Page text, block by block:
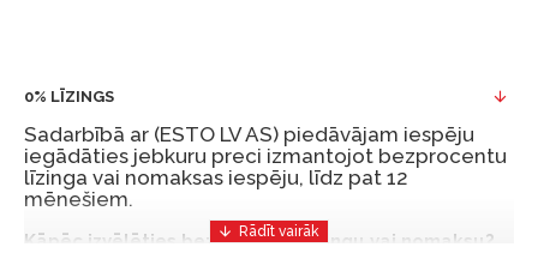
0% LĪZINGS
Sadarbībā ar (ESTO LV AS) piedāvājam iespēju
iegādāties jebkuru preci izmantojot bezprocentu
līzinga vai nomaksas iespēju, līdz pat 12
mēnešiem.
Kāpēc izvēlēties bezprocentu līzingu vai nomaksu?